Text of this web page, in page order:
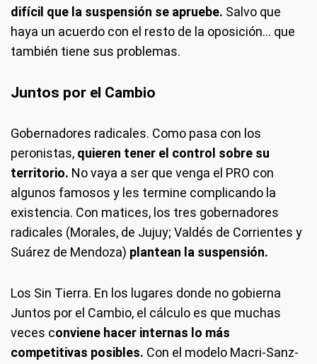
difícil que la suspensión se apruebe. Salvo que
haya un acuerdo con el resto de la oposición… que
también tiene sus problemas.
Juntos por el Cambio
Gobernadores radicales. Como pasa con los
peronistas, quieren tener el control sobre su
territorio. No vaya a ser que venga el PRO con
algunos famosos y les termine complicando la
existencia. Con matices, los tres gobernadores
radicales (Morales, de Jujuy; Valdés de Corrientes y
Suárez de Mendoza) plantean la suspensión.
Los Sin Tierra. En los lugares donde no gobierna
Juntos por el Cambio, el cálculo es que muchas
veces conviene hacer internas lo más
competitivas posibles. Con el modelo Macri-Sanz-